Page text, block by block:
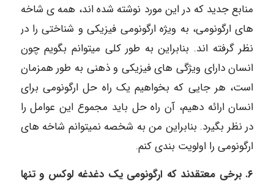
منابع جدید که در این مورد نوشته شده اند، همه ی شاخه
های ارگونومی، به ویژه ارگونومی فیزیکی و شناختی را در
نظر گرفته اند. بنابراین به طور کلی میتوانم بگویم چون
انسان دارای ویژگی های فیزیکی و ذهنی به طور همزمان
است، هر جایی که بخواهیم یک راه حل ارگونومی برای
انسان ارائه دهیم، آن راه حل باید مجموع این عوامل را
در نظر بگیرد. بنابراین من به شخصه نمیتوانم شاخه های
ارگونومی را اولویت بندی کنم.
۶. برخی معتقدند که ارگونومی یک دغدغه لوکس و تنها